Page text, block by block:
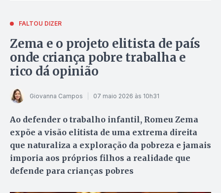
FALTOU DIZER
Zema e o projeto elitista de país
onde criança pobre trabalha e
rico dá opinião
Giovanna Campos 07 maio 2026 às 10h31
Ao defender o trabalho infantil, Romeu Zema
expõe a visão elitista de uma extrema direita
que naturaliza a exploração da pobreza e jamais
imporia aos próprios filhos a realidade que
defende para crianças pobres